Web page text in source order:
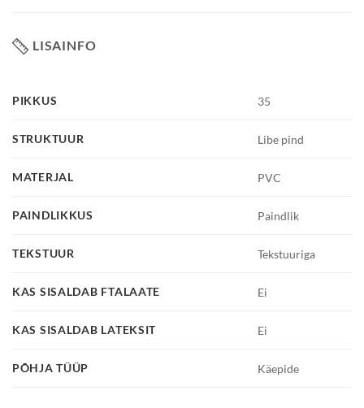
LISAINFO
PIKKUS 35
STRUKTUUR Libe pind
MATERJAL PVC
PAINDLIKKUS Paindlik
TEKSTUUR Tekstuuriga
KAS SISALDAB FTALAATE Ei
KAS SISALDAB LATEKSIT Ei
PÕHJA TÜÜP Käepide